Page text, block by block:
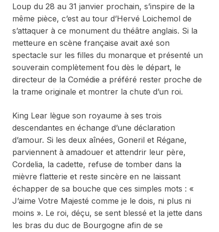
Loup du 28 au 31 janvier prochain, s’inspire de la
même pièce, c’est au tour d’Hervé Loichemol de
s’attaquer à ce monument du théâtre anglais. Si la
metteure en scène française avait axé son
spectacle sur les filles du monarque et présenté un
souverain complètement fou dès le départ, le
directeur de la Comédie a préféré rester proche de
la trame originale et montrer la chute d’un roi.
King Lear lègue son royaume à ses trois
descendantes en échange d’une déclaration
d’amour. Si les deux aînées, Goneril et Régane,
parviennent à amadouer et attendrir leur père,
Cordelia, la cadette, refuse de tomber dans la
mièvre flatterie et reste sincère en ne laissant
échapper de sa bouche que ces simples mots : «
J’aime Votre Majesté comme je le dois, ni plus ni
moins ». Le roi, déçu, se sent blessé et la jette dans
les bras du duc de Bourgogne afin de se